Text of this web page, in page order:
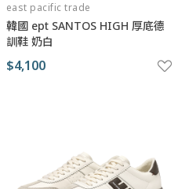
east pacific trade
韓國 ept SANTOS HIGH 厚底德
訓鞋 奶白
$4,100